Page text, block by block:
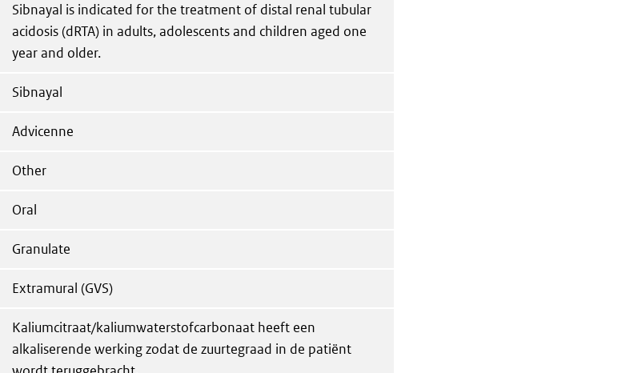
Sibnayal is indicated for the treatment of distal renal tubular
acidosis (dRTA) in adults, adolescents and children aged one
year and older.
Sibnayal
Advicenne
Other
Oral
Granulate
Extramural (GVS)
Kaliumcitraat/kaliumwaterstofcarbonaat heeft een
alkaliserende werking zodat de zuurtegraad in de patiënt